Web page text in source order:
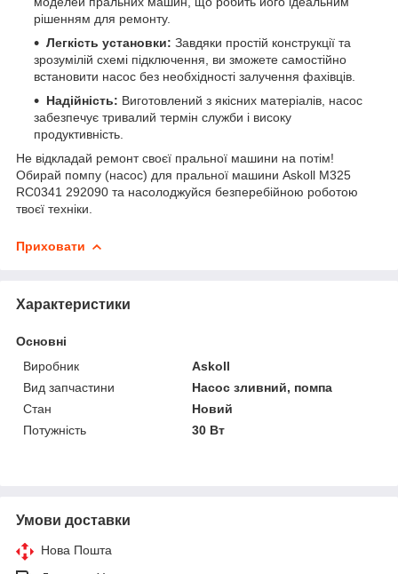
рішенням для ремонту.
Легкість установки: Завдяки простій конструкції та
зрозумілій схемі підключення, ви зможете самостійно
встановити насос без необхідності залучення фахівців.
Надійність: Виготовлений з якісних матеріалів, насос
забезпечує тривалий термін служби і високу
продуктивність.
Не відкладай ремонт своєї пральної машини на потім!
Обирай помпу (насос) для пральної машини Askoll M325
RC0341 292090 та насолоджуйся безперебійною роботою
твоєї техніки.
Приховати
Характеристики
Основні
Виробник
Askoll
Вид запчастини
Насос зливний, помпа
Стан
Новий
Потужність
30 Вт
Умови доставки
Нова Пошта